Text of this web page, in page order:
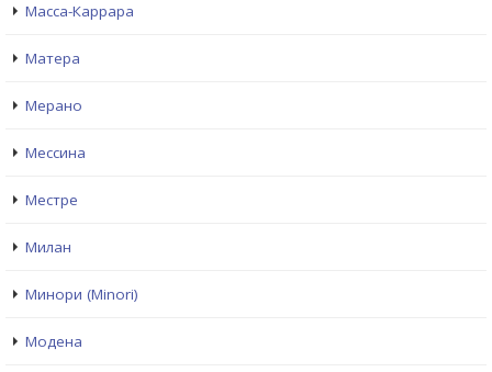
Масса-Каррара
Матера
Мерано
Мессина
Местре
Милан
Минори (Minori)
Модена